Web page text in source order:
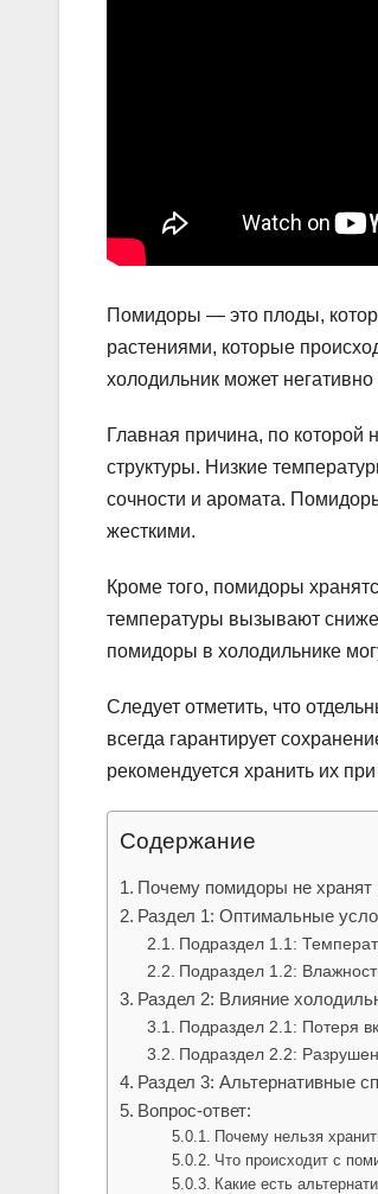
Помидоры — это плоды,
растениями, которые
холодильник может негативно
Главная причина, по
структуры. Низкие
сочности и аромата.
жесткими.
Кроме того, помидоры
температуры вызывают
помидоры в холодильнике
Следует отметить, что
всегда гарантирует
рекомендуется хранить их
Содержание
Почему помидоры не хранят
Раздел 1: Оптимальные
Подраздел 1.1:
Подраздел 1.2:
Раздел 2: Влияние
Подраздел 2.1: Потеря
Подраздел 2.2:
Раздел 3: Альтернативные
Вопрос-ответ:
Почему нельзя
Что происходит с
Какие есть